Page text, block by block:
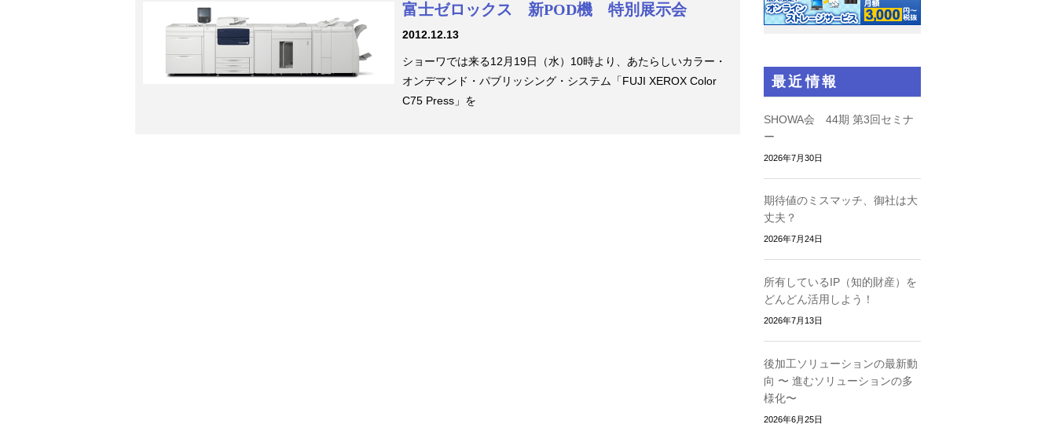
富士ゼロックス 新POD機 特別展示会
2012.12.13
ショーワでは来る12月19日（水）10時より、あたらしいカラー・
オンデマンド・パブリッシング・システム「FUJI XEROX Color
C75 Press」を
最近情報
SHOWA会 44期 第3回セミナ
ー
2026年7月30日
期待値のミスマッチ、御社は大
丈夫？
2026年7月24日
所有しているIP（知的財産）を
どんどん活用しよう！
2026年7月13日
後加工ソリューションの最新動
向 〜 進むソリューションの多
様化〜
2026年6月25日